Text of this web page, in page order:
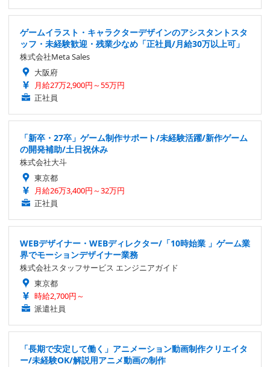
ゲームイラスト・キャラクターデザインのアシスタントスタ
ッフ・未経験歓迎・残業少なめ「正社員/月給30万以上可」
株式会社Meta Sales
大阪府
月給27万2,900円～55万円
正社員
「新卒・27卒」ゲーム制作サポート/未経験活躍/新作ゲーム
の開発補助/土日祝休み
株式会社大斗
東京都
月給26万3,400円～32万円
正社員
WEBデザイナー・WEBディレクター/「10時始業 」ゲーム業
界でモーションデザイナー業務
株式会社スタッフサービス エンジニアガイド
東京都
時給2,700円～
派遣社員
「長期で安定して働く」アニメーション動画制作クリエイタ
ー/未経験OK/解説用アニメ動画の制作